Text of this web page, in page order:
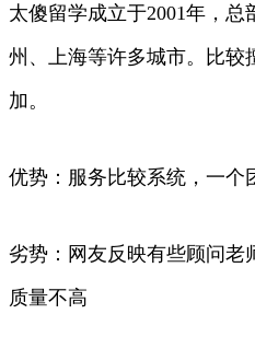
太傻留学成立于2001年，
州、上海等许多城市。比较
加。
优势：服务比较系统，一个
劣势：网友反映有些顾问老
质量不高